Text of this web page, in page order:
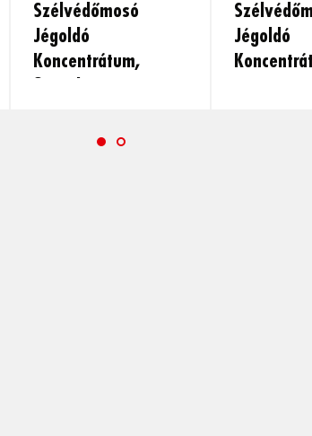
Szélvédőmosó
Jégoldó
Koncentrátum,
Jégoldó